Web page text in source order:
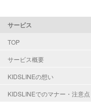
サービス
TOP
サービス概要
KIDSLINEの想い
KIDSLINEでのマナー・注意点